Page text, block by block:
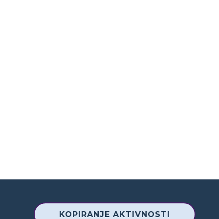
KOPIRANJE AKTIVNOSTI